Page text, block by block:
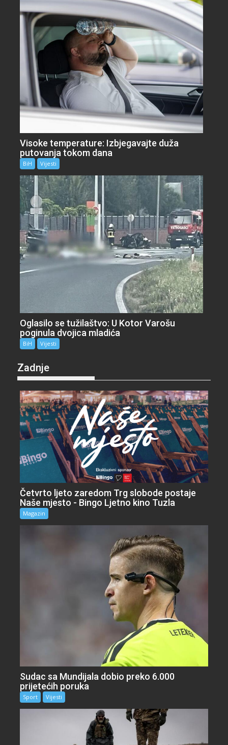
Visoke temperature: Izbjegavajte duža
putovanja tokom dana
BiH Vijesti
Oglasilo se tužilaštvo: U Kotor Varošu
poginula dvojica mladića
BiH Vijesti
Zadnje
Četvrto ljeto zaredom Trg slobode postaje
Naše mjesto - Bingo Ljetno kino Tuzla
Magazin
Sudac sa Mundijala dobio preko 6.000
prijetećih poruka
Sport Vijesti